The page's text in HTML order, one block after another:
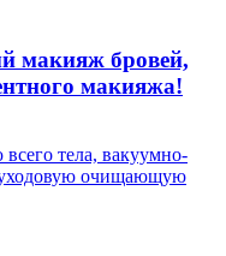
макияж бровей,
макияжа!